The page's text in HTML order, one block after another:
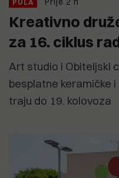
PULA
Kreativno
za 16. ciklus
Art studio i Obiteljski
besplatne keramičke
traju do 19. kolovoza